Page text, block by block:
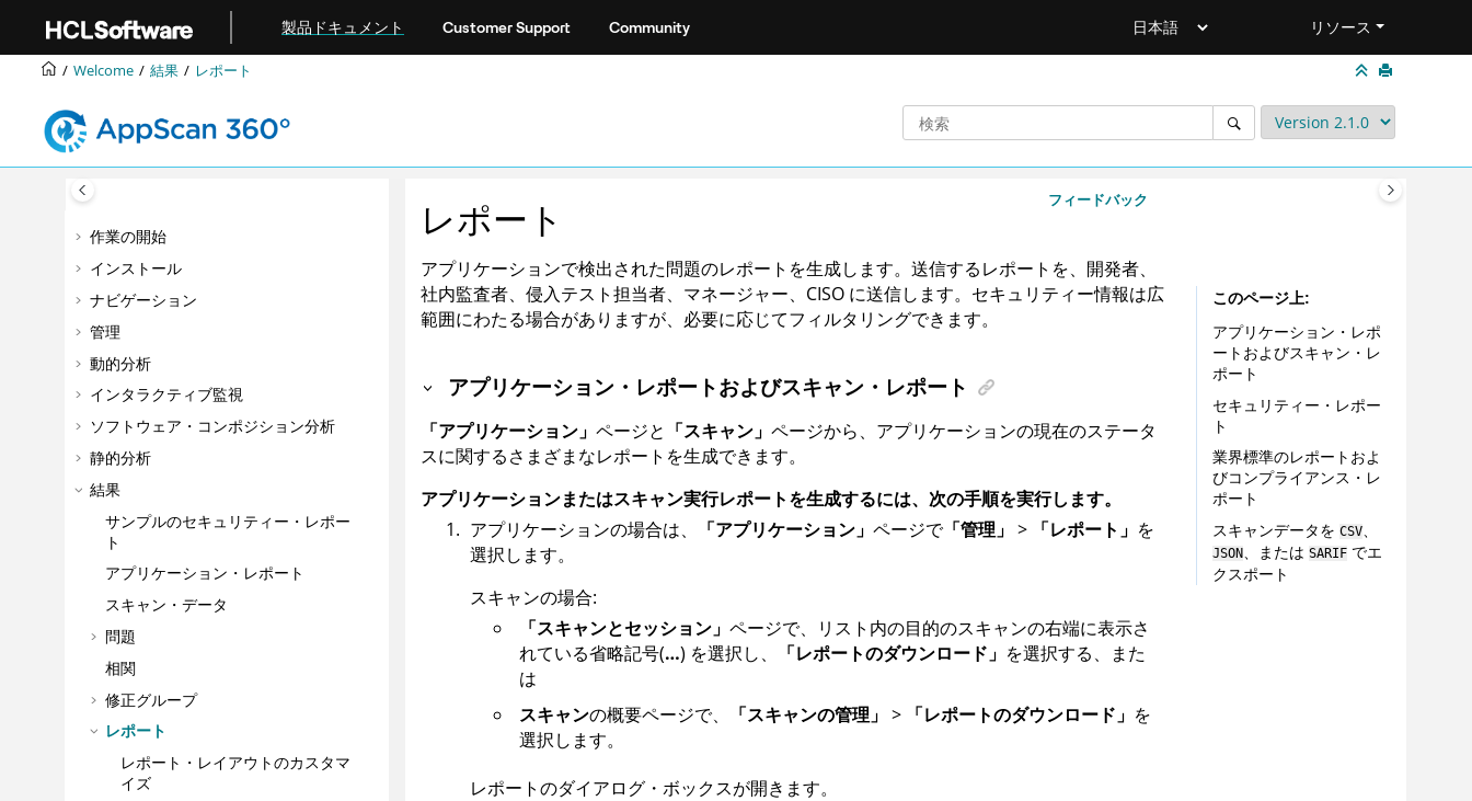
製品ドキュメント Customer Support Community リソース
Welcome 結果 レポート
作業の開始
インストール
ナビゲーション
管理
動的分析
インタラクティブ監視
ソフトウェア・コンポジション分析
静的分析
結果
サンプルのセキュリティー・レポー
ト
アプリケーション・レポート
スキャン・データ
問題
相関
修正グループ
レポート
レポート・レイアウトのカスタマ
イズ
フィードバック
レポート
アプリケーションで検出された問題のレポートを生成します。送信するレポートを、開発者、
社内監査者、侵入テスト担当者、マネージャー、CISO に送信します。セキュリティー情報は広
範囲にわたる場合がありますが、必要に応じてフィルタリングできます。
アプリケーション・レポートおよびスキャン・レポート
「アプリケーション」 ページと 「スキャン」 ページから、アプリケーションの現在のステータ
スに関するさまざまなレポートを生成できます。
アプリケーションまたはスキャン実行レポートを生成するには、次の手順を実行します。
アプリケーションの場合は、
「アプリケーション」 ページで「管理」 > 「レポート」 を
選択します。
スキャンの場合:
「スキャンとセッション」 ページで、リスト内の目的のスキャンの右端に表示さ
れている省略記号(…) を選択し、 「レポートのダウンロード」 を選択する、また
は
スキャンの概要ページで、 「スキャンの管理」 > 「レポートのダウンロード」 を
選択します。
レポートのダイアログ・ボックスが開きます。
このページ上
アプリケーション・レポ
ートおよびスキャン・レ
ポート
セキュリティー・レポー
ト
業界標準のレポートおよ
びコンプライアンス・レ
ポート
スキャンデータを CSV、
JSON、または SARIFでエ
クスポート